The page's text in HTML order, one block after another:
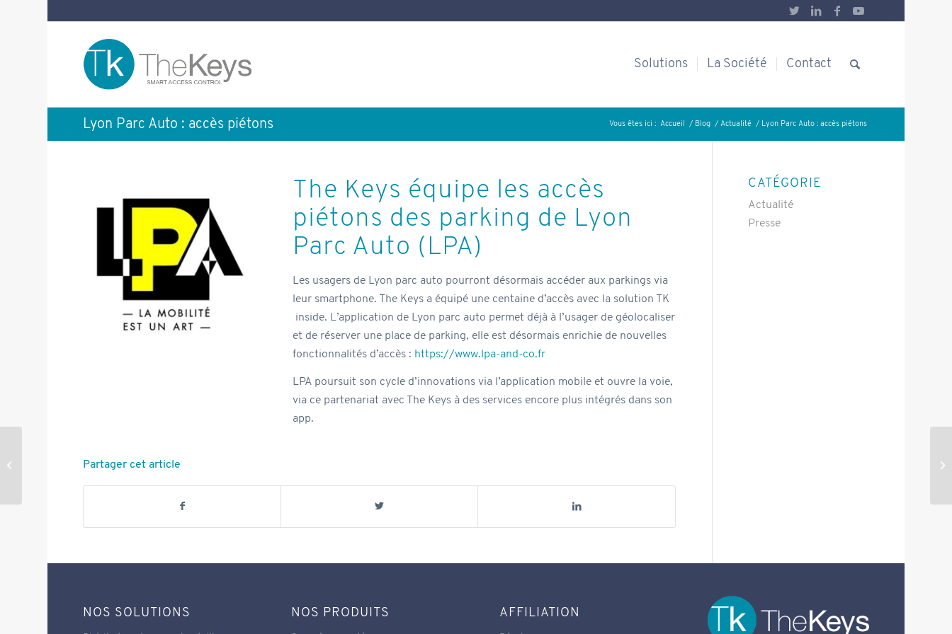
Solutions La Société Contact
Lyon Parc Auto : accès piétons Vous êtes ici : Accueil / Blog / Actualité / Lyon Parc Auto : accès piétons
The Keys équipe les accès
piétons des parking de Lyon
Parc Auto (LPA)
Les usagers de Lyon parc auto pourront désormais accéder aux parkings via
leur smartphone. The Keys a équipé une centaine d’accès avec la solution TK
inside. L’application de Lyon parc auto permet déjà à l’usager de géolocaliser
et de réserver une place de parking, elle est désormais enrichie de nouvelles
fonctionnalités d’accès : https://www.lpa-and-co.fr
LPA poursuit son cycle d’innovations via l’application mobile et ouvre la voie,
via ce partenariat avec The Keys à des services encore plus intégrés dans son
app.
Partager cet article
CATÉGORIE
Actualité
Presse
NOS SOLUTIONS NOS PRODUITS AFFILIATION